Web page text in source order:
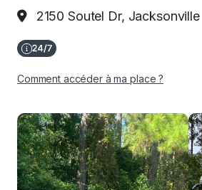
2150 Soutel Dr, Jacksonville
Comment accéder à ma place ?